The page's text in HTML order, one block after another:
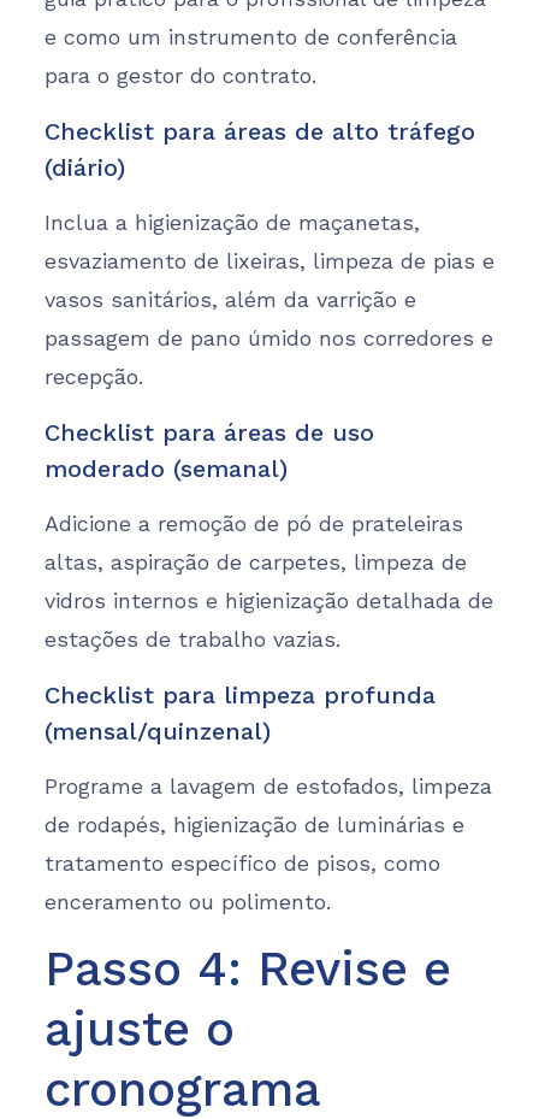
e como um instrumento de conferência
para o gestor do contrato.
Checklist para áreas de alto tráfego
(diário)
Inclua a higienização de maçanetas,
esvaziamento de lixeiras, limpeza de pias e
vasos sanitários, além da varrição e
passagem de pano úmido nos corredores e
recepção.
Checklist para áreas de uso
moderado (semanal)
Adicione a remoção de pó de prateleiras
altas, aspiração de carpetes, limpeza de
vidros internos e higienização detalhada de
estações de trabalho vazias.
Checklist para limpeza profunda
(mensal/quinzenal)
Programe a lavagem de estofados, limpeza
de rodapés, higienização de luminárias e
tratamento específico de pisos, como
enceramento ou polimento.
Passo 4: Revise e
ajuste o
cronograma